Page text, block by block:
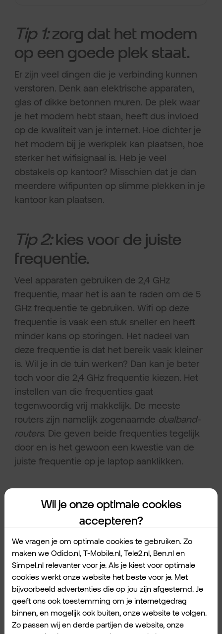
Tip 1:zorg dat het modem
op een goede plek staat.
Er zijn veel dingen die je verbinding kunnen
verstoren. Denk aan elektrische apparaten,
glas of dikke betonnen muren. De plek waar
je het modem hebt staan, heeft dus invloed
op de kwaliteit van je internet. Hoe dichter je
het modem bij je werkplek kan plaatsen, hoe
sterker het wifisignaal is. Heb je veel
obstakels op kantoor? Misschien dat je dan
meerdere wifipunten op slimme plekken in je
kantoor kan plaatsen.
Tip 2:kies voor de juiste
frequentie.
Veel apparaten gebruiken de 2,4 GHz
frequentie, maar het is aan te raden om de 5
GHz frequentie te gebruiken. Wifi op deze
frequentie is vaak een stuk sneller en heeft
minder kans op storingen. Het nadeel van
deze frequentie is dat het bereik vaak kleiner
is. Wil je in de tuin werken? Dan kan je beter
toch voor die 2,4 GHz frequentie kiezen. Het
instellen van die frequenties gaat
tegenwoordig vrij makkelijk. De meeste
routers zijn namelijk zogenaamde dualband-
routers. Die geven beide frequenties tegelijk
door en is het gewoon een kwestie van de
juiste frequentie op je laptop aanklikken.
Tip 3:controleer of het
modem opautomatisch
staat.
De ene dag heb je meer collega’s over de
vloer dan de andere. Zeker nu hybride
werken normaal is geworden. Toch wil je dat
iedereen in beide situaties altijd goed van het
internet gebruik kan maken en dat altijd het
rustigste wifikanaal gebruikt wordt. En dus wil
Wil je onze optimale cookies
accepteren?
We vragen je om optimale cookies te gebruiken. Zo
maken we Odido.nl, T-Mobile.nl, Tele2.nl, Ben.nl en
Simpel.nl relevanter voor je. Als je kiest voor optimale
cookies werkt onze website het beste voor je. Met
bijvoorbeeld advertenties die op jou zijn afgestemd. Je
geeft ons ook toestemming om je internetgedrag
binnen, en mogelijk ook buiten, onze website te volgen.
Zo passen wij en derde partijen de website, onze